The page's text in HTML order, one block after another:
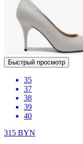
Быстрый просмотр
35
37
38
39
40
315 BYN